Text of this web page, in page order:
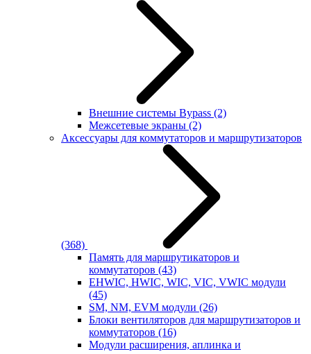
Внешние системы Bypass (2)
Межсетевые экраны (2)
Аксессуары для коммутаторов и маршрутизаторов
(368)
Память для маршрутикаторов и
коммутаторов (43)
EHWIC, HWIC, WIC, VIC, VWIC модули
(45)
SM, NM, EVM модули (26)
Блоки вентиляторов для маршрутизаторов и
коммутаторов (16)
Модули расширения, аплинка и